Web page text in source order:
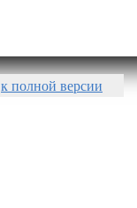
к полной версии